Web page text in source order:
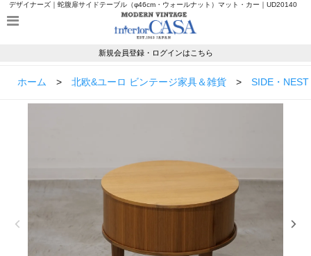
デザイナーズ｜蛇腹扉サイドテーブル（φ46cm・ウォールナット）マット・カー｜UD20140
ならモダンヴィンテージのインテリアカーサ
新規会員登録・ログインはこちら
ホーム > 北欧&ユーロ ビンテージ家具＆雑貨 > SIDE・